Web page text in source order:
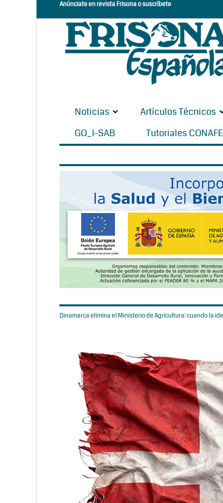
Anúnciate en revista Frisona o suscríbete
Noticias Artículos Técnicos
GO_I-SAB
Tutoriales CONAFE
Dinamarca elimina el Ministerio de Agricultura: cuando la